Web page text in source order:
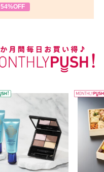
54%OFF
WEEKLY PUSH